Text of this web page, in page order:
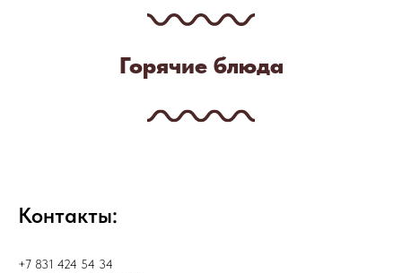
Горячие блюда
Контакты:
+7 831 424 54 34